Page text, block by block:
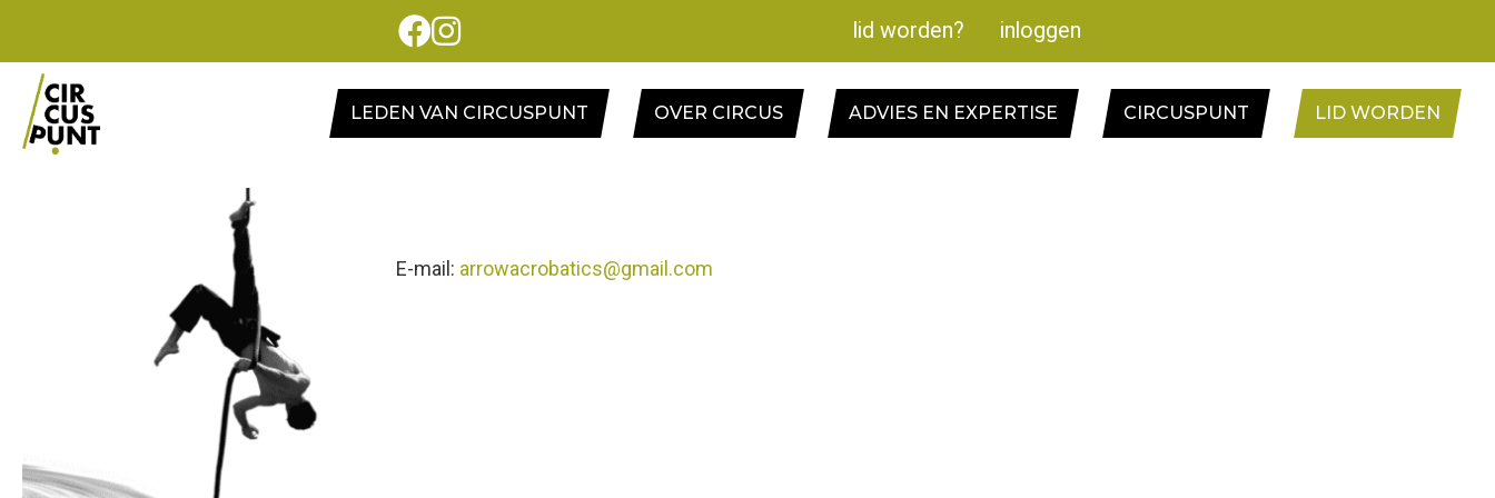
lid worden? inloggen
LEDEN VAN CIRCUSPUNT OVER CIRCUS ADVIES EN EXPERTISE CIRCUSPUNT LID WORDEN
E-mail: arrowacrobatics@gmail.com